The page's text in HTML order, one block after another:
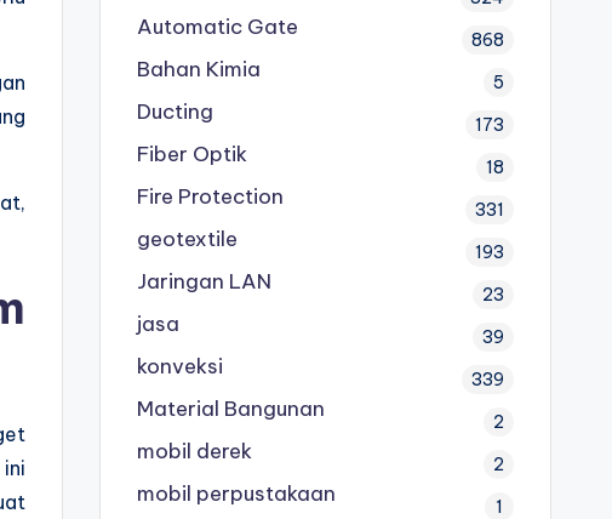
Automatic Gate 868
Bahan Kimia 5
Ducting 173
Fiber Optik 18
Fire Protection 331
geotextile 193
Jaringan LAN 23
jasa 39
konveksi 339
Material Bangunan 2
mobil derek 2
mobil perpustakaan 1